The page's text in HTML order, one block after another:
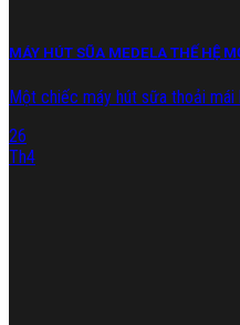
MÁY HÚT SŨA MEDELA THẾ HỆ
Một chiếc máy hút sữa thoải mái
26
Th4